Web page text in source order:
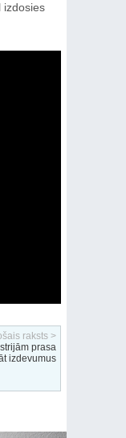
izdosies
raksts >
prasa
izdevumus